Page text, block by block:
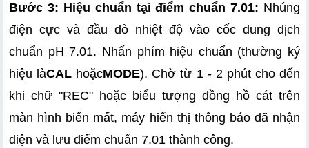
Bước 3: Hiệu chuẩn tại điểm chuẩn 7.01: Nhúng
điện cực và đầu dò nhiệt độ vào cốc dung dịch
chuẩn pH 7.01. Nhấn phím hiệu chuẩn (thường ký
hiệu làCAL hoặcMODE). Chờ từ 1 - 2 phút cho đến
khi chữ "REC" hoặc biểu tượng đồng hồ cát trên
màn hình biến mất, máy hiển thị thông báo đã nhận
diện và lưu điểm chuẩn 7.01 thành công.